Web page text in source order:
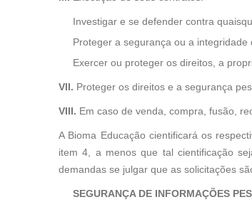
Investigar e se defender contra
Proteger a segurança ou a integridade
Exercer ou proteger os direitos, a
VII. Proteger os direitos e a segurança
VIII. Em caso de venda, compra, fusão,
A Bioma Educação cientificará os
item 4, a menos que tal cientificação
demandas se julgar que as solicitações
SEGURANÇA DE INFORMAÇÕES